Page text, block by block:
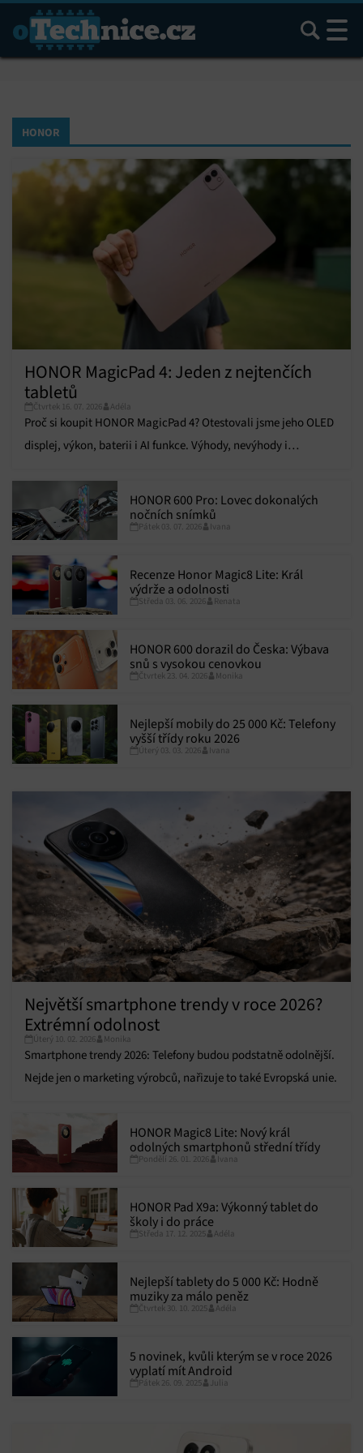
Hledat
HONOR
HONOR MagicPad 4: Jeden z nejtenčích
tabletů
Čtvrtek 16. 07. 2026 Adéla
Proč si koupit HONOR MagicPad 4? Otestovali jsme jeho OLED
displej, výkon, baterii i AI funkce. Výhody, nevýhody i
HONOR 600 Pro: Lovec dokonalých
nočních snímků
Pátek 03. 07. 2026 Ivana
Recenze Honor Magic8 Lite: Král
výdrže a odolnosti
Středa 03. 06. 2026 Renata
HONOR 600 dorazil do Česka: Výbava
snů s vysokou cenovkou
Čtvrtek 23. 04. 2026 Monika
Nejlepší mobily do 25 000 Kč: Telefony
vyšší třídy roku 2026
Úterý 03. 03. 2026 Ivana
Největší smartphone trendy v roce 2026?
Extrémní odolnost
Úterý 10. 02. 2026 Monika
Smartphone trendy 2026: Telefony budou podstatně odolnější.
Nejde jen o marketing výrobců, nařizuje to také Evropská unie.
HONOR Magic8 Lite: Nový král
odolných smartphonů střední třídy
Pondělí 26. 01. 2026 Ivana
HONOR Pad X9a: Výkonný tablet do
školy i do práce
Středa 17. 12. 2025 Adéla
Nejlepší tablety do 5 000 Kč: Hodně
muziky za málo peněz
Čtvrtek 30. 10. 2025 Adéla
5 novinek, kvůli kterým se v roce 2026
vyplatí mít Android
Pátek 26. 09. 2025 Julia